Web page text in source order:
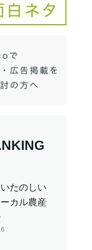
たのしい
カル農産